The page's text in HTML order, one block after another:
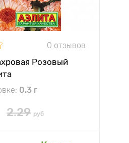
0 отзывов
Розовый
0.3 г
2.29 руб